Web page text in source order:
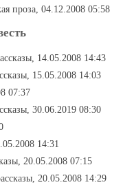
проза, 04.12.2008 05:58
14.05.2008 14:43
15.05.2008 14:03
07:37
30.06.2019 08:30
14:31
20.05.2008 07:15
20.05.2008 14:29